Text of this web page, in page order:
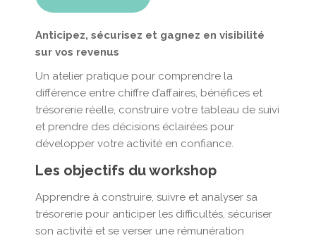
Anticipez, sécurisez et gagnez en visibilité
sur vos revenus
Un atelier pratique pour comprendre la
différence entre chiffre d’affaires, bénéfices et
trésorerie réelle, construire votre tableau de suivi
et prendre des décisions éclairées pour
développer votre activité en confiance.
Les objectifs du workshop
Apprendre à construire, suivre et analyser sa
trésorerie pour anticiper les difficultés, sécuriser
son activité et se verser une rémunération